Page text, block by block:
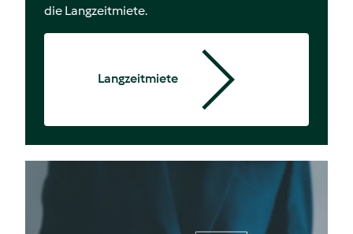
die Langzeitmiete.
Langzeitmiete